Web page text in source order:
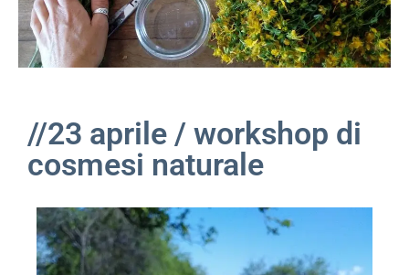
//23 aprile / workshop di
cosmesi naturale